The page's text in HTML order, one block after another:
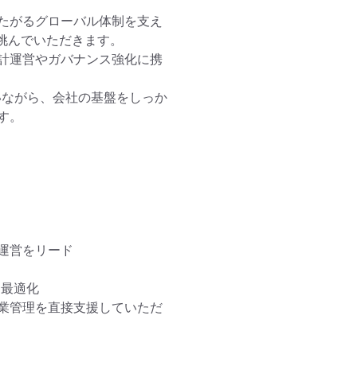
がるグローバル体制を支え
でいただきます。
運営やガバナンス強化に携
がら、会社の基盤をしっか
営をリード
適化
管理を直接支援していただ